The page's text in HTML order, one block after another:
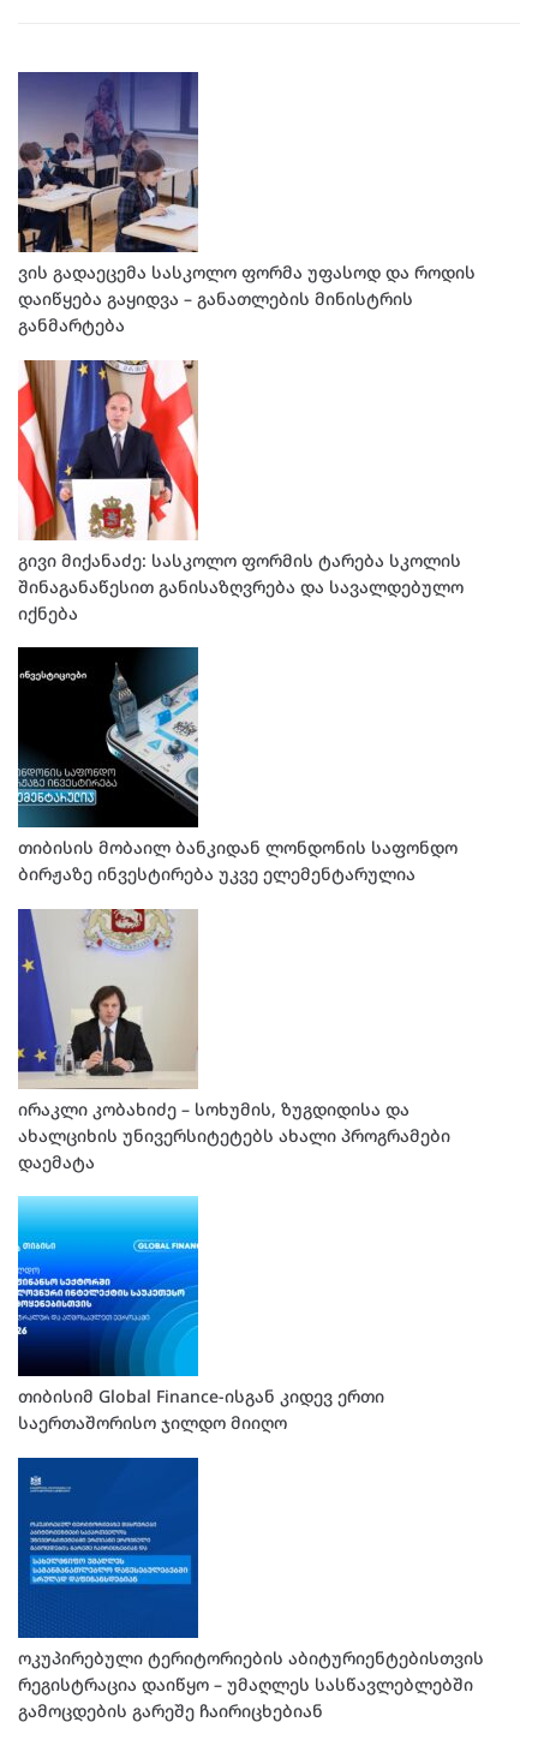
ვის გადაეცემა სასკოლო ფორმა უფასოდ და როდის
დაიწყება გაყიდვა – განათლების მინისტრის
განმარტება
გივი მიქანაძე: სასკოლო ფორმის ტარება სკოლის
შინაგანაწესით განისაზღვრება და სავალდებულო
იქნება
თიბისის მობაილ ბანკიდან ლონდონის საფონდო
ბირჟაზე ინვესტირება უკვე ელემენტარულია
ირაკლი კობახიძე – სოხუმის, ზუგდიდისა და
ახალციხის უნივერსიტეტებს ახალი პროგრამები
დაემატა
თიბისიმ Global Finance-ისგან კიდევ ერთი
საერთაშორისო ჯილდო მიიღო
ოკუპირებული ტერიტორიების აბიტურიენტებისთვის
რეგისტრაცია დაიწყო – უმაღლეს სასწავლებლებში
გამოცდების გარეშე ჩაირიცხებიან